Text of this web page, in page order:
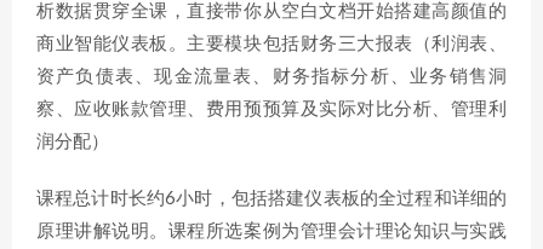
析数据贯穿全课，直接带你从空白文档开始搭建高颜值的
商业智能仪表板。主要模块包括财务三大报表（利润表、
资产负债表、现金流量表、财务指标分析、业务销售洞
察、应收账款管理、费用预预算及实际对比分析、管理利
润分配）
课程总计时长约6小时，包括搭建仪表板的全过程和详细的
原理讲解说明。课程所选案例为管理会计理论知识与实践